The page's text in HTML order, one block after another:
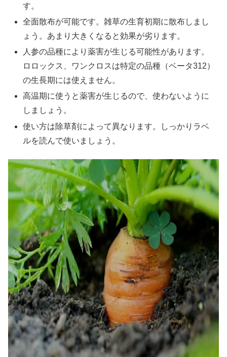
す。
全面散布が可能です。雑草の生育初期に散布しまし
ょう。あまり大きくなると効果が劣ります。
人参の品種により薬害が生じる可能性があります。
ロロックス、ワンクロスは特定の品種（ベータ312）
の生長期には使えません。
高温期に使うと薬害が生じるので、使わないように
しましょう。
使い方は除草剤によって異なります。しっかりラベ
ルを読んで使いましょう。